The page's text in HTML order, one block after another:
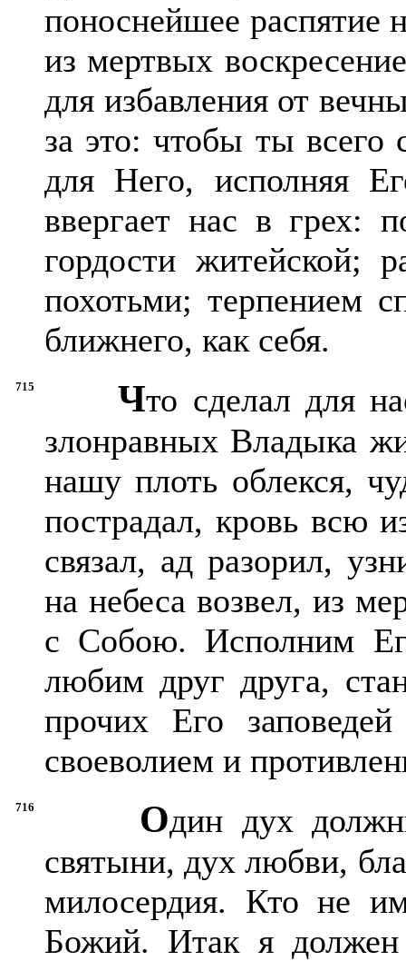
поноснейшее распятие
из мертвых
для избавления от
за это: чтобы ты
для Него, исполняя
ввергает нас в грех:
гордости житейской;
похотьми; терпением
ближнего, как себя.
715 Что сделал для
злонравных Владыка
нашу плоть облекся,
пострадал, кровь всю
связал, ад разорил,
на небеса возвел, из
с Собою. Исполним
любим друг друга,
прочих Его
своеволием и
716 Один дух
святыни, дух любви,
милосердия. Кто не
Божий. Итак я